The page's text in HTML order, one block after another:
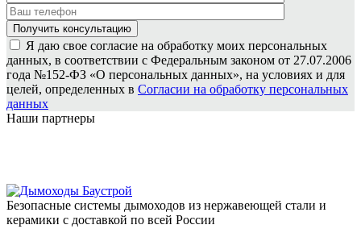
Я даю свое согласие на обработку моих персональных
данных, в соответствии с Федеральным законом от 27.07.2006
года №152-ФЗ «О персональных данных», на условиях и для
целей, определенных в Согласии на обработку персональных
данных
Наши партнеры
Безопасные системы дымоходов из нержавеющей стали и
керамики с доставкой по всей России